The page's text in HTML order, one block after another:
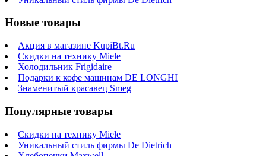
Новые товары
Акция в магазине KupiBt.Ru
Скидки на технику Miele
Холодильник Frigidaire
Подарки к кофе машинам DE LONGHI
Знаменитый красавец Smeg
Популярные товары
Скидки на технику Miele
Уникальный стиль фирмы De Dietrich